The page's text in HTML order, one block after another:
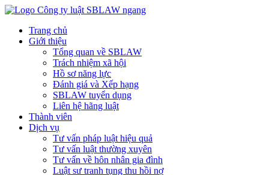
Trang chủ
Giới thiệu
Tổng quan về SBLAW
Trách nhiệm xã hội
Hồ sơ năng lực
Đánh giá và Xếp hạng
SBLAW tuyển dụng
Liên hệ hãng luật
Thành viên
Dịch vụ
Tư vấn pháp luật hiệu quả
Tư vấn luật thường xuyên
Tư vấn về hôn nhân gia đình
Luật sư tranh tụng thu hồi nợ